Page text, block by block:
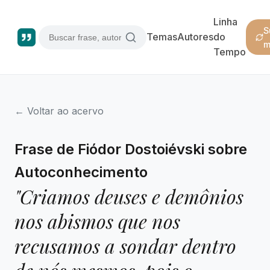
TemasAutores
Linha
do
Tempo
← Voltar ao acervo
Frase de Fiódor Dostoiévski sobre
Autoconhecimento
"Criamos deuses e demônios
nos abismos que nos
recusamos a sondar dentro